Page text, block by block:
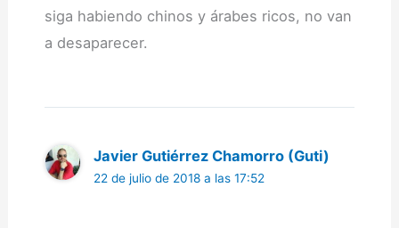
siga habiendo chinos y árabes ricos, no van
a desaparecer.
Javier Gutiérrez Chamorro (Guti)
22 de julio de 2018 a las 17:52